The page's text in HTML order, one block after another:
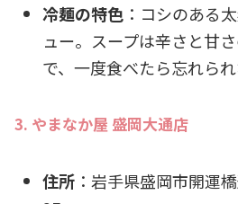
冷麺の特色 ：コシのある
ュー。スープは辛さと甘
で、一度食べたら忘れら
3. やまなか屋 盛岡大通店
住所 ：岩手県盛岡市開運